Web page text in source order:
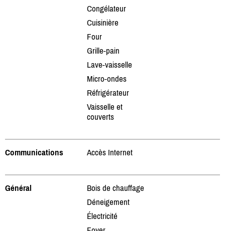
Congélateur
Cuisinière
Four
Grille-pain
Lave-vaisselle
Micro-ondes
Réfrigérateur
Vaisselle et
couverts
Communications Accès Internet
Général
Bois de chauffage
Déneigement
Électricité